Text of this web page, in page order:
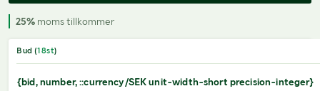
25% moms tillkommer
Bud (18st)
{bid, number, ::currency/SEK unit-width-short precision-integer}